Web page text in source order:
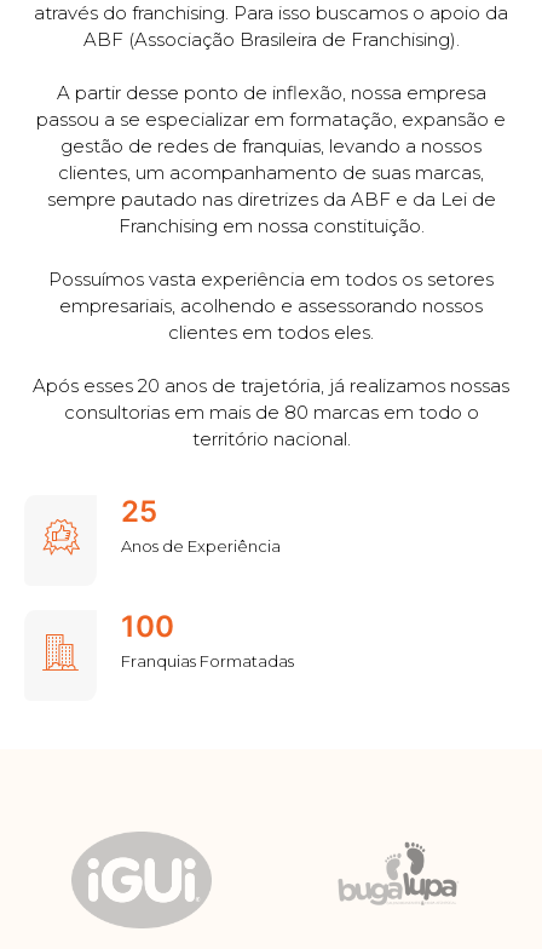
através do franchising. Para isso buscamos o apoio da
ABF (Associação Brasileira de Franchising).
A partir desse ponto de inflexão, nossa empresa
passou a se especializar em formatação, expansão e
gestão de redes de franquias, levando a nossos
clientes, um acompanhamento de suas marcas,
sempre pautado nas diretrizes da ABF e da Lei de
Franchising em nossa constituição.
Possuímos vasta experiência em todos os setores
empresariais, acolhendo e assessorando nossos
clientes em todos eles.
Após esses 20 anos de trajetória, já realizamos nossas
consultorias em mais de 80 marcas em todo o
território nacional.
25
Anos de Experiência
100
Franquias Formatadas